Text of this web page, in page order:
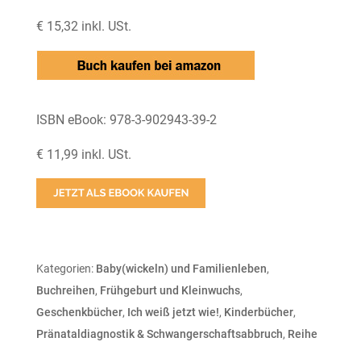
€ 15,32 inkl. USt.
ISBN eBook: 978-3-902943-39-2
€ 11,99 inkl. USt.
Kategorien: Baby(wickeln) und Familienleben,
Buchreihen, Frühgeburt und Kleinwuchs,
Geschenkbücher, Ich weiß jetzt wie!, Kinderbücher,
Pränataldiagnostik & Schwangerschaftsabbruch, Reihe